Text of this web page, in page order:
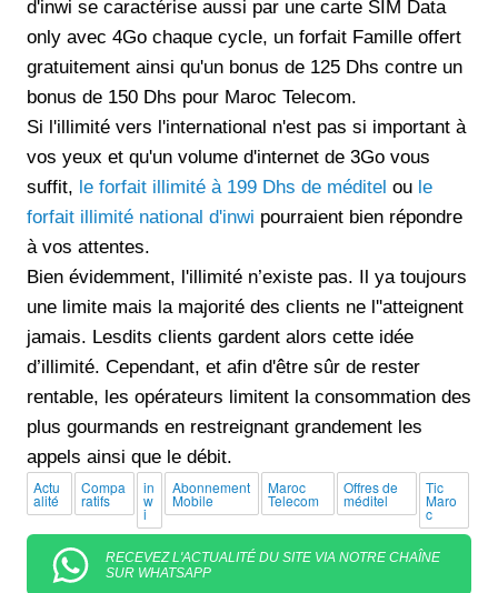
d'inwi se caractérise aussi par une carte SIM Data
only avec 4Go chaque cycle, un forfait Famille offert
gratuitement ainsi qu'un bonus de 125 Dhs contre un
bonus de 150 Dhs pour Maroc Telecom.
Si l'illimité vers l'international n'est pas si important à
vos yeux et qu'un volume d'internet de 3Go vous
suffit, le forfait illimité à 199 Dhs de méditel ou le
forfait illimité national d'inwi pourraient bien répondre
à vos attentes.
Bien évidemment, l'illimité n’existe pas. Il ya toujours
une limite mais la majorité des clients ne l''atteignent
jamais. Lesdits clients gardent alors cette idée
d’illimité. Cependant, et afin d'être sûr de rester
rentable, les opérateurs limitent la consommation des
plus gourmands en restreignant grandement les
appels ainsi que le débit.
Actu
alité
Compa
ratifs
in
w
i
Abonnement
Mobile
Maroc
Telecom
Offres de
méditel
Tic
Maro
c
RECEVEZ L'ACTUALITÉ DU SITE VIA NOTRE CHAÎNE
SUR WHATSAPP